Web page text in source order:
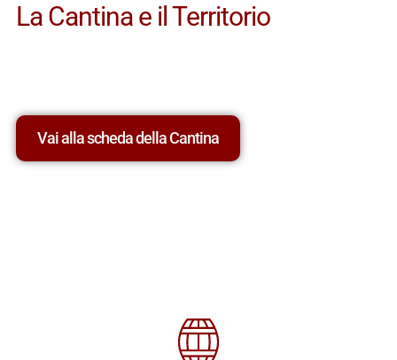
La Cantina e il Territorio
Vai alla scheda della Cantina